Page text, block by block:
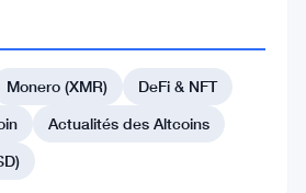
Monero (XMR)
DeFi & NFT
Actualités des Altcoins